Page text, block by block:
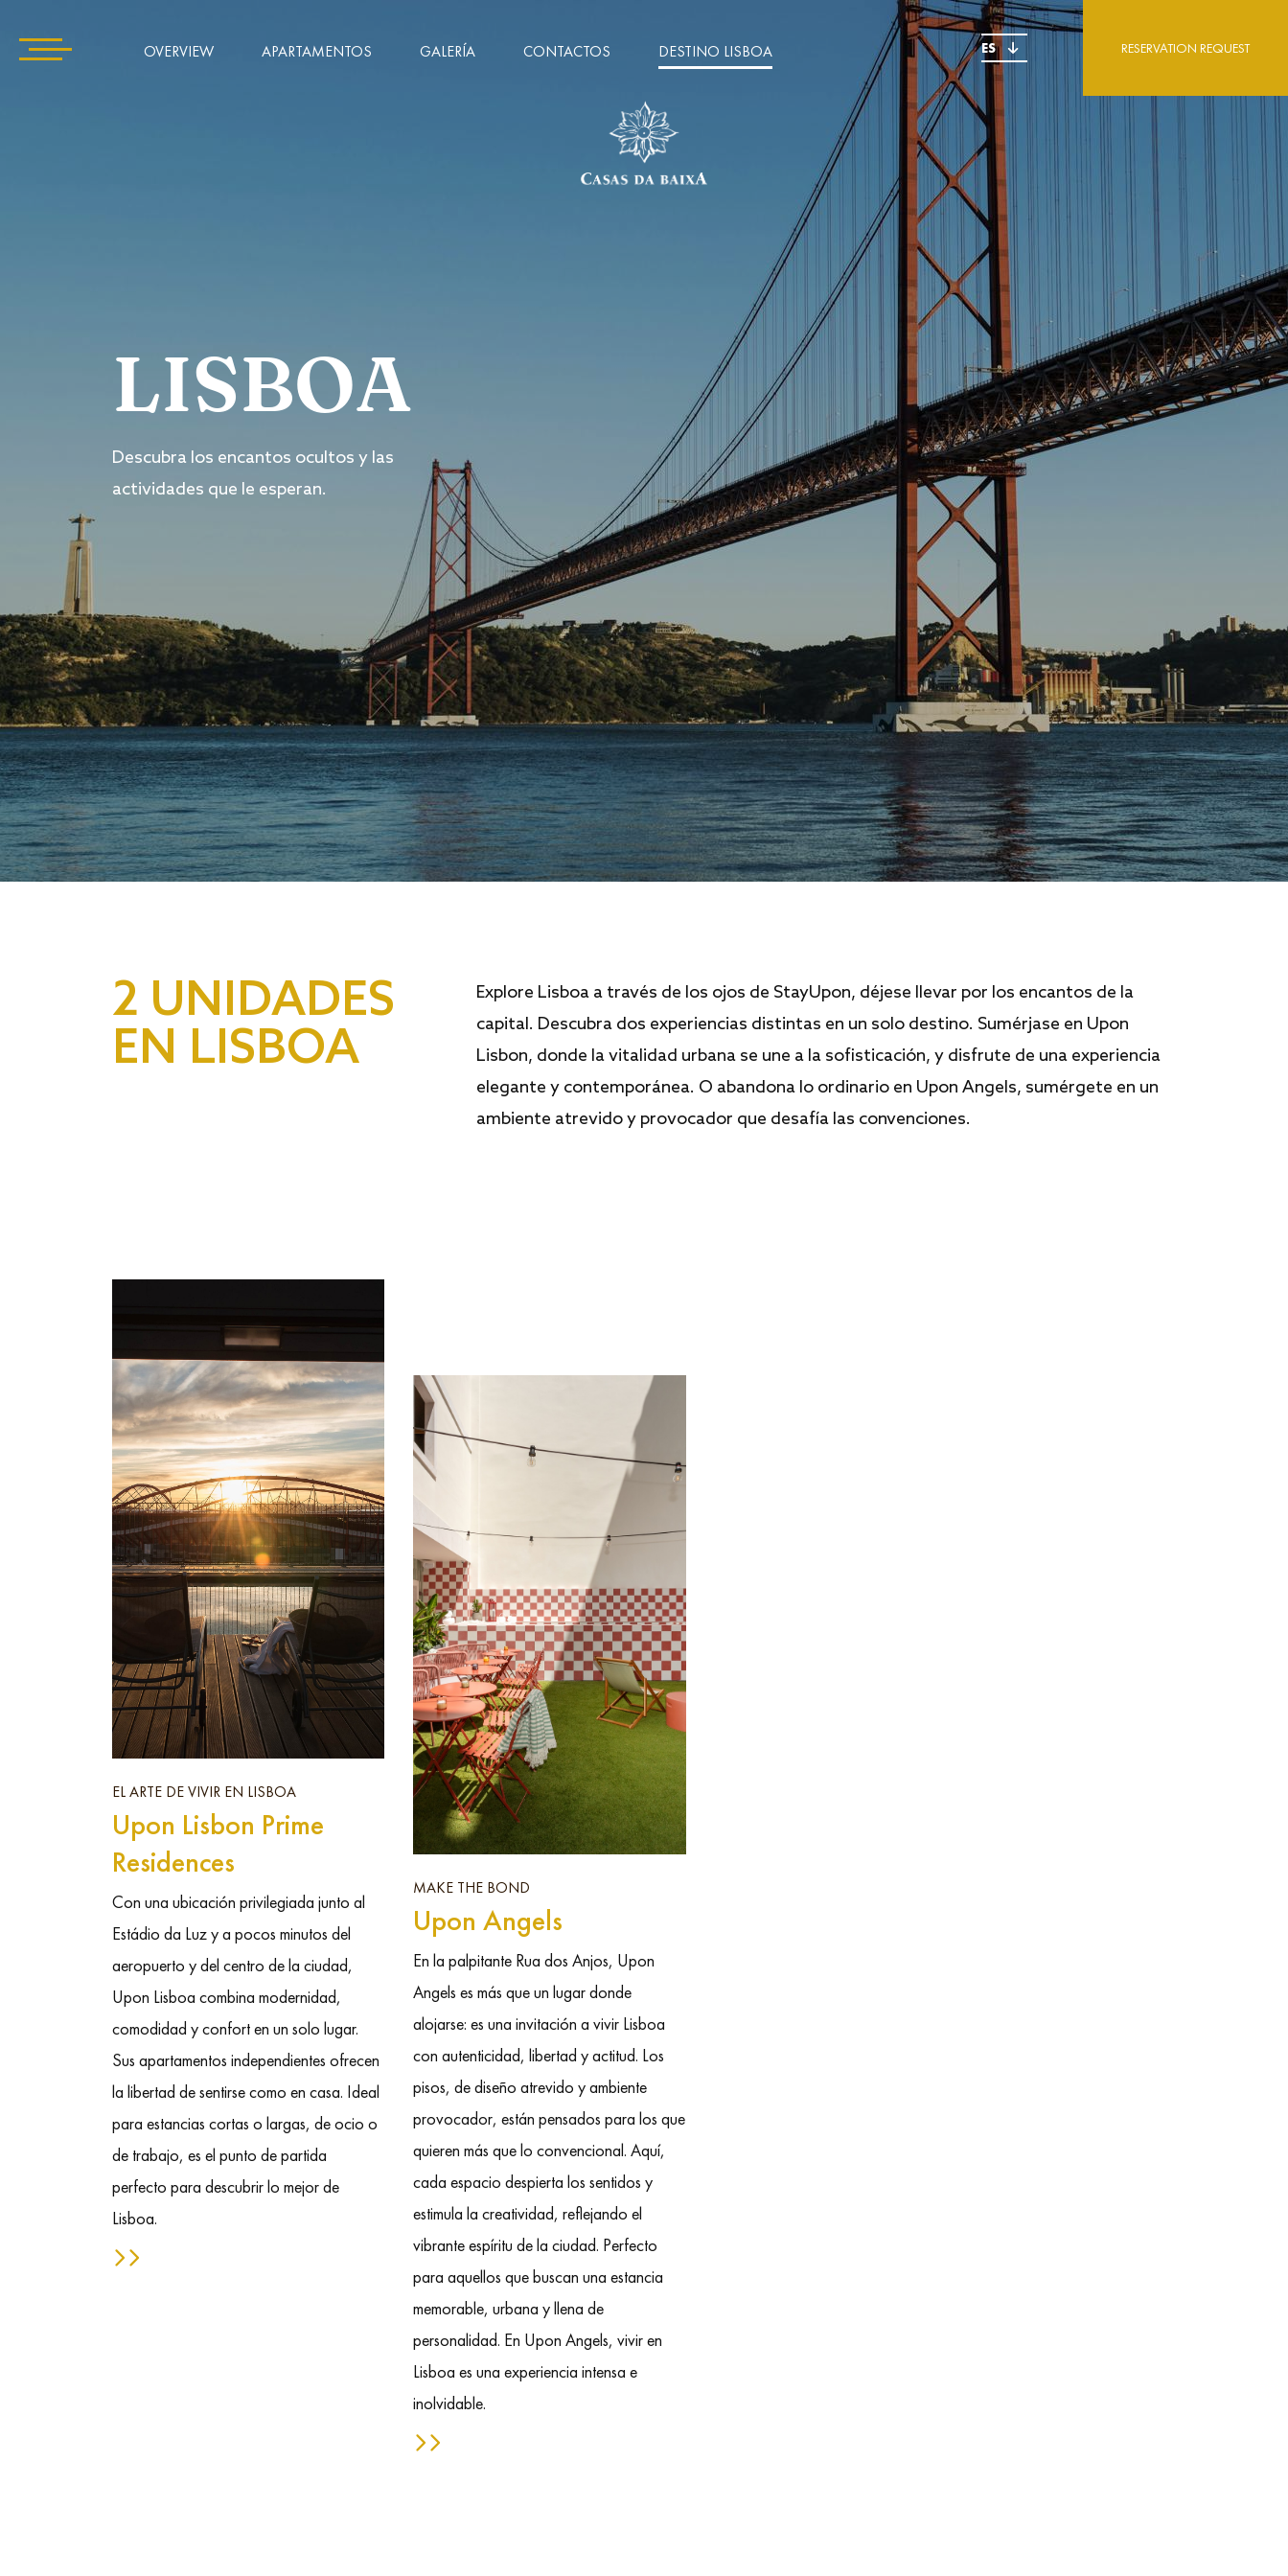
OVERVIEW APARTAMENTOS GALERÍA CONTACTOS DESTINO LISBOA ES RESERVATION REQUEST
LISBOA
Descubra los encantos ocultos y las
actividades que le esperan.
2 UNIDADES
EN LISBOA
Explore Lisboa a través de los ojos de StayUpon, déjese llevar por los encantos de la
capital. Descubra dos experiencias distintas en un solo destino. Sumérjase en Upon
Lisbon, donde la vitalidad urbana se une a la sofisticación, y disfrute de una experiencia
elegante y contemporánea. O abandona lo ordinario en Upon Angels, sumérgete en un
ambiente atrevido y provocador que desafía las convenciones.
EL ARTE DE VIVIR EN LISBOA
Upon Lisbon Prime
Residences
Con una ubicación privilegiada junto al
Estádio da Luz y a pocos minutos del
aeropuerto y del centro de la ciudad,
Upon Lisboa combina modernidad,
comodidad y confort en un solo lugar.
Sus apartamentos independientes ofrecen
la libertad de sentirse como en casa. Ideal
para estancias cortas o largas, de ocio o
de trabajo, es el punto de partida
perfecto para descubrir lo mejor de
Lisboa.
MAKE THE BOND
Upon Angels
En la palpitante Rua dos Anjos, Upon
Angels es más que un lugar donde
alojarse: es una invitación a vivir Lisboa
con autenticidad, libertad y actitud. Los
pisos, de diseño atrevido y ambiente
provocador, están pensados para los que
quieren más que lo convencional. Aquí,
cada espacio despierta los sentidos y
estimula la creatividad, reflejando el
vibrante espíritu de la ciudad. Perfecto
para aquellos que buscan una estancia
memorable, urbana y llena de
personalidad. En Upon Angels, vivir en
Lisboa es una experiencia intensa e
inolvidable.